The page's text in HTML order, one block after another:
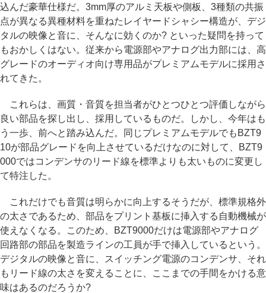
込んだ豪華仕様だ。3mm厚のアルミ天板や側板、3種類の共振
点が異なる異種材料を重ねたレイヤードシャシー構造が、デジ
タルの映像と音に、そんなに効くのか? といった疑問を持って
もおかしくはない。従来から電源部やアナログ出力部には、高
グレードのオーディオ向け専用品がプレミアムモデルに採用さ
れてきた。
これらは、画質・音質を担当者がひとつひとつ評価しながら
良い部品を探し出し、採用しているものだ。しかし、今年はも
う一歩、前へと踏み込んだ。同じプレミアムモデルでもBZT9
10が部品グレードを向上させているだけなのに対して、BZT9
000ではコンデンサのリード線を標準よりも太いものに変更し
て特注した。
これだけでも音質は明らかに向上するそうだが、標準規格外
の太さであるため、部品をプリント基板に挿入する自動機械が
使えなくなる。このため、BZT9000だけは電源部やアナログ
回路部の部品を製造ラインの工員が手で挿入しているという。
デジタルの映像と音に、スイッチング電源のコンデンサ、それ
もリード線の太さを変えることに、ここまでの手間をかける意
味はあるのだろうか?